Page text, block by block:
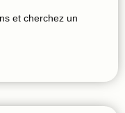
et cherchez un